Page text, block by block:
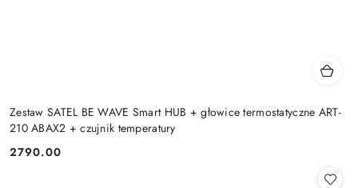
Zestaw SATEL BE WAVE Smart HUB + głowice termostatyczne ART-
210 ABAX2 + czujnik temperatury
Cena:
2790.00